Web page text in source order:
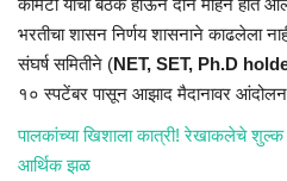
कमिटी यांची बैठक होऊन दोन महिने होत
भरतीचा शासन निर्णय शासनाने काढलेला
संघर्ष समितीने (NET, SET, Ph.D
१०स्पटेंबरपासून आझाद मैदानावर आंदोलन
पालकांच्या खिशाला कात्री! रेखाकलेचे शुल्क
आर्थिक झळ